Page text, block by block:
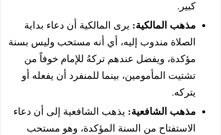
كبير.
مذهب المالكية: يرى المالكية أن دعاء بداية
الصلاة مندوب إليه، أي أنه مستحب وليس بسنة
مؤكدة، ويفضل عندهم تركهُ للإمام خوفاً من
تشتيت المأمومين، بينما للمنفرد أن يفعله أو
يتركه.
مذهب الشافعية: يذهب الشافعية إلى أن دعاء
الاستفتاح من السنة المؤكدة، وهو مستحب